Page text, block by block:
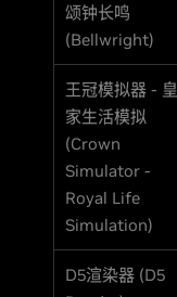
颂钟长鸣
(Bellwright)
王冠模拟器 - 皇
家生活模拟
(Crown
Simulator -
Royal Life
Simulation)
D5渲染器 (D5